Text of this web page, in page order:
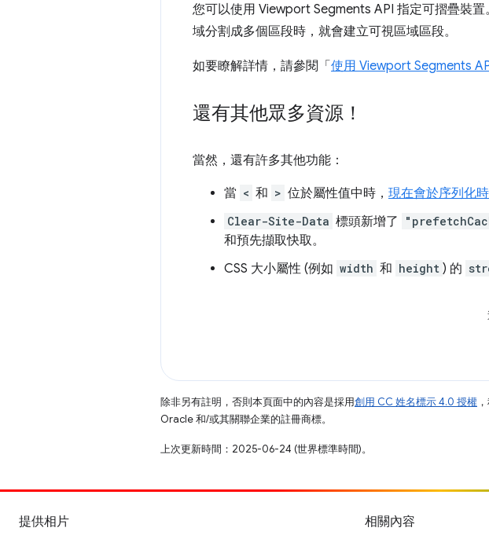
您可以使用 Viewport Segments API 指定可摺疊裝
域分割成多個區段時，就會建立可視區域區段。
如要瞭解詳情，請參閱「 使用 Viewport Segments
還有其他眾多資源！
當然，還有許多其他功能：
當 < 和 > 位於屬性值中時， 現在會於序列化
Clear-Site-Data 標頭新增了
和預先擷取快取。
CSS 大小屬性 (例如 width 和 height ) 的
除非另有註明，否則本頁面中的內容是採用創用 CC 姓名標示 4.0 授權
Oracle 和/或其關聯企業的註冊商標。
上次更新時間：2025-06-24 (世界標準時間)。
提供相片 相關內容